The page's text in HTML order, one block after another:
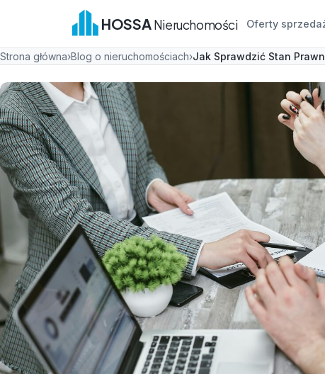
HOSSANieruchomości Oferty
Strona główna›Blog o nieruchomościach›Jak Sprawdzić Stan